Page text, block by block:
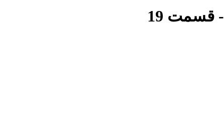
- قسمت 19